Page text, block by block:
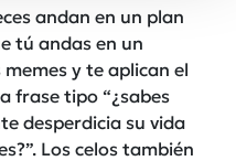
andan en un plan
tú andas en un
y te aplican el
frase tipo “¿sabes
desperdicia su vida
Los celos también